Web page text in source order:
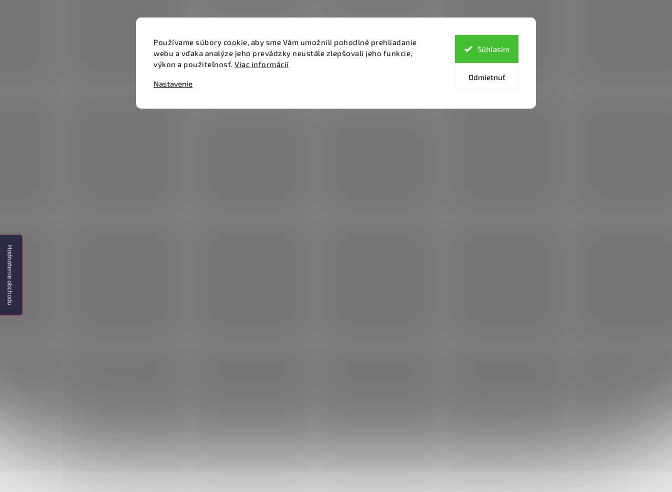
Používame súbory cookie, aby sme Vám umožnili pohodlné prehliadanie
webu a vďaka analýze jeho prevádzky neustále zlepšovali jeho funkcie,
výkon a použiteľnosť. Viac informácií
Nastavenie
Odmietnuť
Súhlasím
Hodnotenie obchodu